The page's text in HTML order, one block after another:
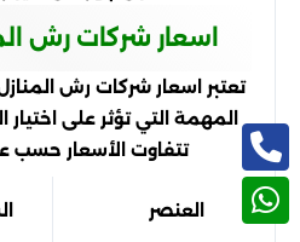
اسعار شركات رش
تعتبر اسعار شركات رش
المهمة التي تؤثر على
تتفاوت الأسعار حسب
العنصر